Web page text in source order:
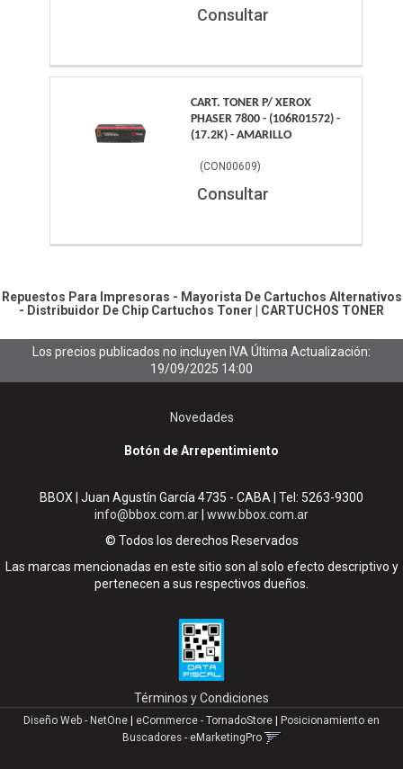
Consultar
CART. TONER P/ XEROX
PHASER 7800 - (106R01572) -
(17.2K) - AMARILLO
(CON00609)
Consultar
Repuestos Para Impresoras - Mayorista De Cartuchos Alternativos
- Distribuidor De Chip Cartuchos Toner CARTUCHOS TONER
Los precios publicados no incluyen IVAÚltima Actualización:
19/09/2025 14:00
Novedades
Botón de Arrepentimiento
BBOX | Juan Agustín García 4735 - CABA | Tel: 5263-9300
info@bbox.com.ar www.bbox.com.ar
© Todos los derechos Reservados
Las marcas mencionadas en este sitio son al solo efecto descriptivo y
pertenecen a sus respectivos dueños.
Términos y Condiciones
Diseño Web - NetOne | eCommerce - TornadoStore | Posicionamiento en
Buscadores - eMarketingPro